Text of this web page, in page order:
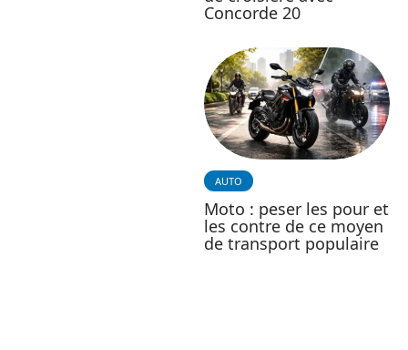
Concorde 20
AUTO
Moto : peser les pour et
les contre de ce moyen
de transport populaire